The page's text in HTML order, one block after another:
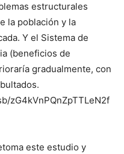
estructurales
la población y la
Y el Sistema de
(beneficios de
gradualmente, con
zG4kVnPQnZpTTLeN2f
este estudio y